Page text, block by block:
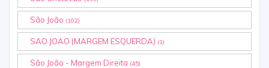
São João (102)
SAO JOAO (MARGEM ESQUERDA) (1)
São João - Margem Direita (45)